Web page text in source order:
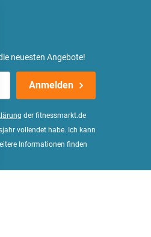
neuesten Angebote!
Anmelden
der fitnessmarkt.de
vollendet habe. Ich kann
Informationen finden